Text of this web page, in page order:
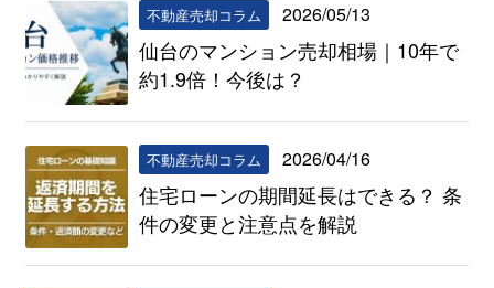
不動産売却コラム 2026/05/13
仙台のマンション売却相場｜10年で
約1.9倍！今後は？
不動産売却コラム 2026/04/16
住宅ローンの期間延長はできる？ 条
件の変更と注意点を解説